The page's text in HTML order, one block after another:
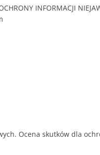
INFORMACJI
Ocena skutków dla